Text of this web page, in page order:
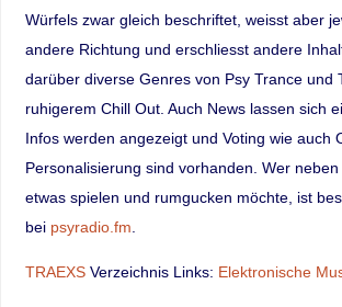
Würfels zwar gleich beschriftet, weisst aber
andere Richtung und erschliesst andere
darüber diverse Genres von Psy Trance und
ruhigerem Chill Out. Auch News lassen sich
Infos werden angezeigt und Voting wie auch
Personalisierung sind vorhanden. Wer
etwas spielen und rumgucken möchte, ist
bei psyradio.fm
TRAEXSVerzeichnis Links: Elektronische